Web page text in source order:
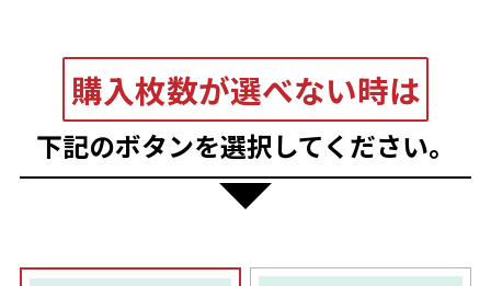
購入枚数が選べない時は
下記のボタンを選択してください。